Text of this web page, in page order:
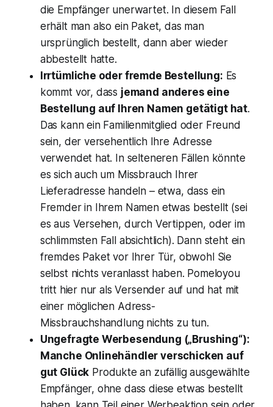
die Empfänger unerwartet. In diesem Fall
erhält man also ein Paket, das man
ursprünglich bestellt, dann aber wieder
abbestellt hatte.
Irrtümliche oder fremde Bestellung: Es
kommt vor, dass jemand anderes eine
Bestellung auf Ihren Namen getätigt hat.
Das kann ein Familienmitglied oder Freund
sein, der versehentlich Ihre Adresse
verwendet hat. In selteneren Fällen könnte
es sich auch um Missbrauch Ihrer
Lieferadresse handeln – etwa, dass ein
Fremder in Ihrem Namen etwas bestellt (sei
es aus Versehen, durch Vertippen, oder im
schlimmsten Fall absichtlich). Dann steht ein
fremdes Paket vor Ihrer Tür, obwohl Sie
selbst nichts veranlasst haben​. Pomeloyou
tritt hier nur als Versender auf und hat mit
einer möglichen Adress-
Missbrauchshandlung nichts zu tun.
Ungefragte Werbesendung („Brushing“):
Manche Onlinehändler verschicken auf
gut Glück Produkte an zufällig ausgewählte
Empfänger, ohne dass diese etwas bestellt